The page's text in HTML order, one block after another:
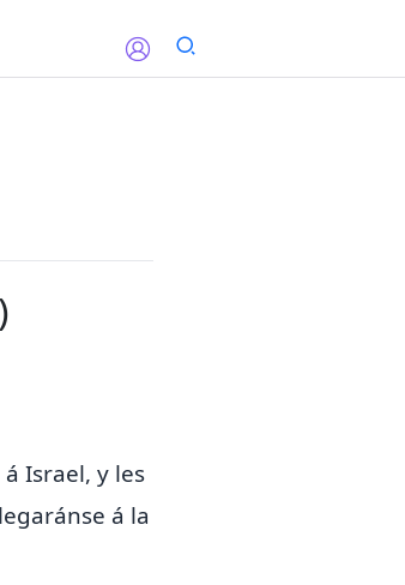
Israel, y les
á la